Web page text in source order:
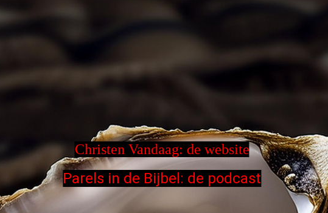
Christen Vandaag: de website
Parels in de Bijbel: de podcast